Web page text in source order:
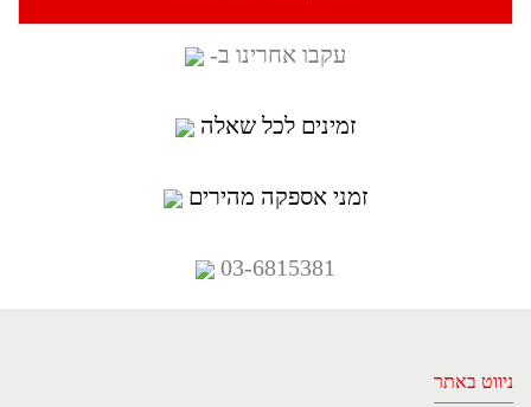
עקבו אחרינו ב-
זמינים לכל שאלה
זמני אספקה מהירים
03-6815381
ניווט באתר